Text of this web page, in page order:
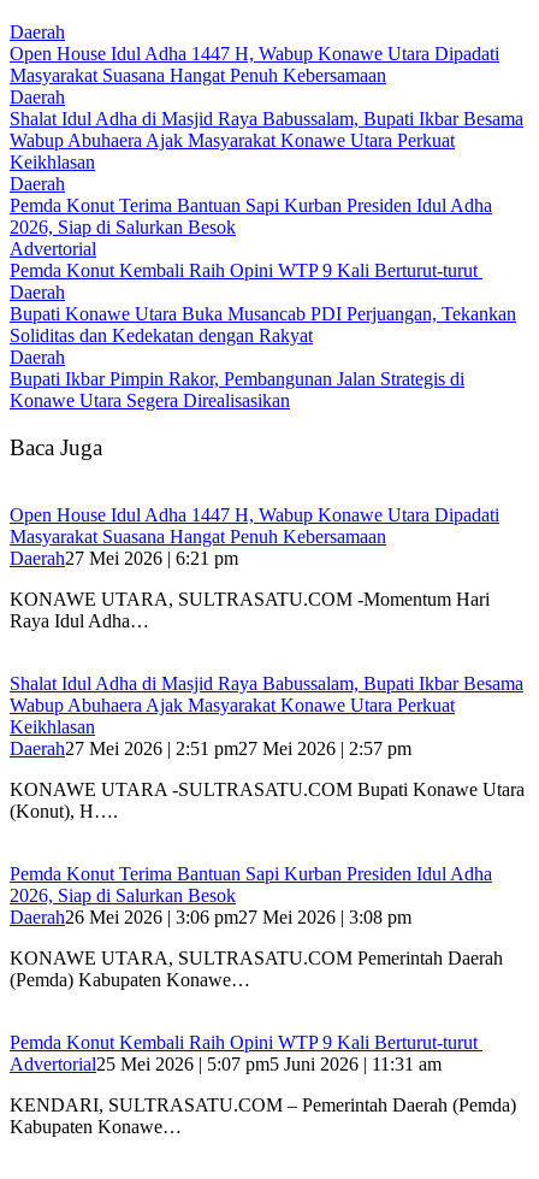
Daerah
Open House Idul Adha 1447 H, Wabup Konawe Utara Dipadati
Masyarakat Suasana Hangat Penuh Kebersamaan
Daerah
Shalat Idul Adha di Masjid Raya Babussalam, Bupati Ikbar Besama
Wabup Abuhaera Ajak Masyarakat Konawe Utara Perkuat
Keikhlasan
Daerah
Pemda Konut Terima Bantuan Sapi Kurban Presiden Idul Adha
2026, Siap di Salurkan Besok
Advertorial
Pemda Konut Kembali Raih Opini WTP 9 Kali Berturut-turut
Daerah
Bupati Konawe Utara Buka Musancab PDI Perjuangan, Tekankan
Soliditas dan Kedekatan dengan Rakyat
Daerah
Bupati Ikbar Pimpin Rakor, Pembangunan Jalan Strategis di
Konawe Utara Segera Direalisasikan
Baca Juga
Open House Idul Adha 1447 H, Wabup Konawe Utara Dipadati
Masyarakat Suasana Hangat Penuh Kebersamaan
Daerah27 Mei 2026 | 6:21 pm
KONAWE UTARA, SULTRASATU.COM -Momentum Hari
Raya Idul Adha…
Shalat Idul Adha di Masjid Raya Babussalam, Bupati Ikbar Besama
Wabup Abuhaera Ajak Masyarakat Konawe Utara Perkuat
Keikhlasan
Daerah27 Mei 2026 | 2:51 pm27 Mei 2026 | 2:57 pm
KONAWE UTARA -SULTRASATU.COM Bupati Konawe Utara
(Konut), H….
Pemda Konut Terima Bantuan Sapi Kurban Presiden Idul Adha
2026, Siap di Salurkan Besok
Daerah26 Mei 2026 | 3:06 pm27 Mei 2026 | 3:08 pm
KONAWE UTARA, SULTRASATU.COM Pemerintah Daerah
(Pemda) Kabupaten Konawe…
Pemda Konut Kembali Raih Opini WTP 9 Kali Berturut-turut
Advertorial25 Mei 2026 | 5:07 pm5 Juni 2026 | 11:31 am
KENDARI, SULTRASATU.COM – Pemerintah Daerah (Pemda)
Kabupaten Konawe…